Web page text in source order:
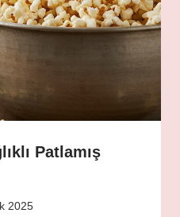
Patlamış
2025